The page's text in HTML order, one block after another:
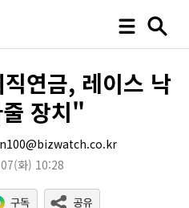
연금, 레이스 낙
장치"
(화) 10:28